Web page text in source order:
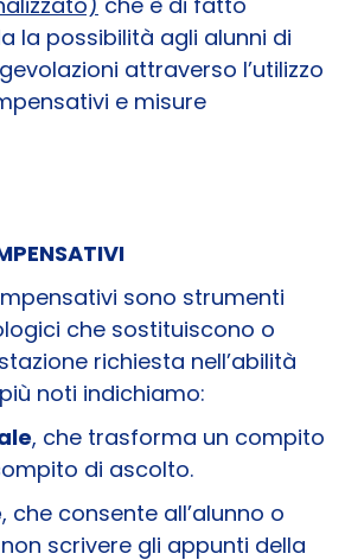
la possibilità agli alunni di
attraverso l’utilizzo
e misure
sono strumenti
che sostituiscono o
richiesta nell’abilità
noti indichiamo:
, che trasforma un compito
di ascolto.
, che consente all’alunno o
scrivere gli appunti della